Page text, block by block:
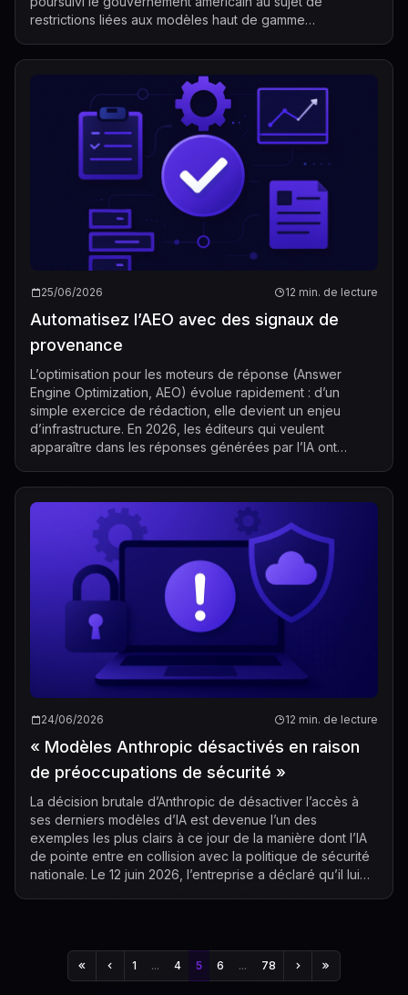
restrictions liées aux modèles haut de gamme
25/06/2026 12 min. de lecture
Automatisez l’AEO avec des signaux de
provenance
L’optimisation pour les moteurs de réponse (Answer
Engine Optimization, AEO) évolue rapidement : d’un
simple exercice de rédaction, elle devient un enjeu
d’infrastructure. En 2026, les éditeurs qui veulent
apparaître dans les réponses générées par l’IA ont
24/06/2026 12 min. de lecture
« Modèles Anthropic désactivés en raison
de préoccupations de sécurité »
La décision brutale d’Anthropic de désactiver l’accès à
ses derniers modèles d’IA est devenue l’un des
exemples les plus clairs à ce jour de la manière dont l’IA
de pointe entre en collision avec la politique de sécurité
nationale. Le 12 juin 2026, l’entreprise a déclaré qu’il lui
1 ... 4 5 6 ... 78